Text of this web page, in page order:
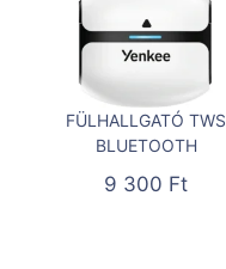
FÜLHALLGATÓ TWS
BLUETOOTH
9 300 Ft